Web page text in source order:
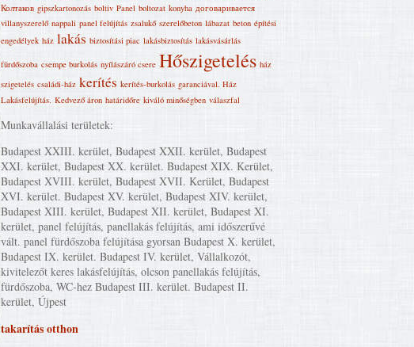
Колтаков gipszkartonozás boltiv Panel boltozat konyha договаривается
villanyszerelő nappali panel felújítás zsalukő szerelőbeton lábazat beton építési
engedélyek ház lakás biztosítási piac lakásbiztosítás lakásvásárlás
fürdőszoba csempe burkolás nyílászáró csere Hőszigetelés ház
szigetelés családi-ház kerítés kerítés-burkolás garanciával. Ház
Lakásfelújítás‎. Kedvező áron határidőre kiváló minőségben válaszfal
Munkavállalási területek:
Budapest XXIII. kerület, Budapest XXII. kerület, Budapest
XXI. kerület, Budapest XX. kerület. Budapest XIX. Kerület,
Budapest XVIII. kerület, Budapest XVII. Kerület, Budapest
XVI. kerület. Budapest XV. kerület, Budapest XIV. kerület,
Budapest XIII. kerület, Budapest XII. kerület, Budapest XI.
kerület, panel felújítás, panellakás felújítás, ami időszerűvé
vált. panel fürdőszoba felújítása gyorsan Budapest X. kerület,
Budapest IX. kerület. Budapest IV. kerület, Vállalkozót,
kivitelezőt keres lakásfelújítás, olcson panellakás felújítás,
fürdőszoba, WC-hez Budapest III. kerület. Budapest II.
kerület, Újpest
takarítás otthon